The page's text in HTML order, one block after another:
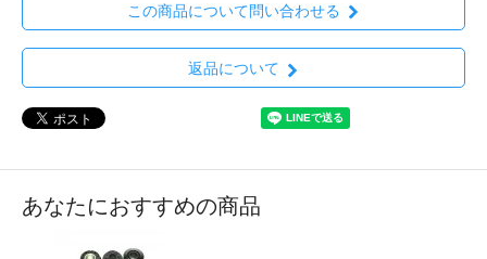
この商品について問い合わせる
返品について
あなたにおすすめの商品